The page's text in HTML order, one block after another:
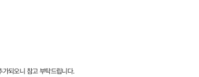
되오니 참고 부탁드립니다.